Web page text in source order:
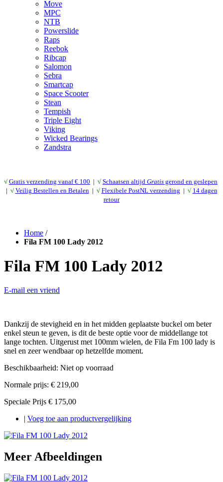
Move
MPC
NTB
Powerslide
Raps
Reebok
Ribcap
Salomon
Sebra
Smartcap
Space Scooter
Stean
Tempish
Triple Eight
Viking
Wicked Bearings
Zandstra
√ Gratis verzending vanaf € 100 | √ Schaatsen altijd Gratis gerond en geslepen
| √ Veilig Bestellen en Betalen | √ Flexibele PostNL verzending | √ 14 dagen
retour
Home /
Fila FM 100 Lady 2012
Fila FM 100 Lady 2012
E-mail een vriend
Dankzij de stevigheid en in het midden geplaatste buckel om beter
enkel steun te geven, is dit de beste optie voor de middellange tot
lange tochten. Uitgerust met 100mm wielen, de Fila Fm 100 lady is
snel en zeer wendbaar op hetzelfde moment.
Beschikbaarheid: Niet op voorraad
Normale prijs: € 219,00
Speciale Prijs € 175,00
Voeg toe aan productvergelijking
Meer Afbeeldingen